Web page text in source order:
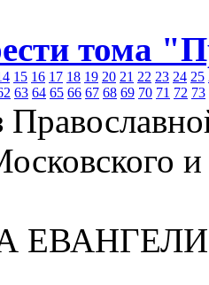
тома
15 16 17 18 19 20 21 22 23 24 25
63 64 65 66 67 68 69 70 71 72 73